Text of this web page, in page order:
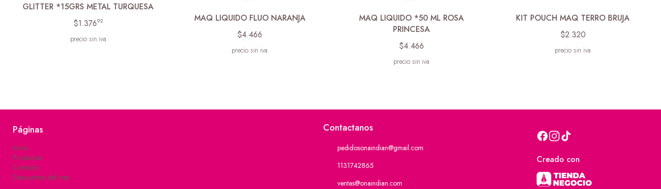
GLITTER *15GRS METAL TURQUESA
$1.37692
precio sin iva
MAQ LIQUIDO FLUO NARANJA
$4.466
precio sin iva
MAQ LIQUIDO *50 ML ROSA
PRINCESA
$4.466
precio sin iva
KIT POUCH MAQ TERRO BRUJA
$2.320
precio sin iva
Páginas
Inicio
Productos
Contacto
Descuentos del mes
Contactanos
pedidosonaindian@gmail.com
1131742865
ventas@onaindian.com
Creado con